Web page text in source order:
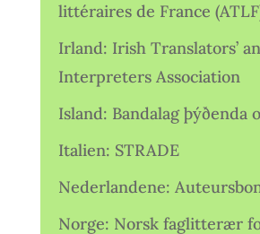
littéraires de France
Irland: Irish Translators’
Interpreters Association
Island: Bandalag þýðenda
Italien: STRADE
Nederlandene:
Norge: Norsk faglitterær